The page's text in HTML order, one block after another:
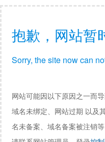
抱歉，网站暂
Sorry, the site now can
网站可能因以下原因之一而
域名未绑定、网站过期 以及
名未备案、域名备案被注销等